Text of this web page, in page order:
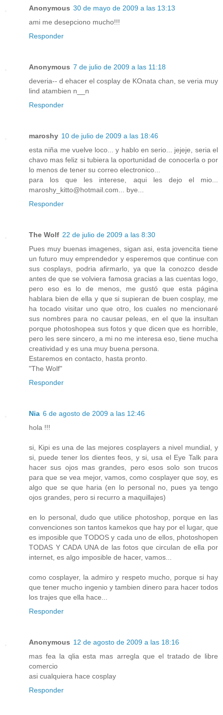
Anonymous 30 de mayo de 2009 a las 13:13
ami me desepciono mucho!!!
Responder
Anonymous 7 de julio de 2009 a las 11:18
deveria-- d ehacer el cosplay de KOnata chan, se veria muy
lind atambien n__n
Responder
maroshy 10 de julio de 2009 a las 18:46
esta niña me vuelve loco... y hablo en serio... jejeje, seria el
chavo mas feliz si tubiera la oportunidad de conocerla o por
lo menos de tener su correo electronico...
para los que les interese, aqui les dejo el mio...
maroshy_kitto@hotmail.com... bye...
Responder
The Wolf 22 de julio de 2009 a las 8:30
Pues muy buenas imagenes, sigan asi, esta jovencita tiene
un futuro muy emprendedor y esperemos que continue con
sus cosplays, podria afirmarlo, ya que la conozco desde
antes de que se volviera famosa gracias a las cuentas logo,
pero eso es lo de menos, me gustó que esta página
hablara bien de ella y que si supieran de buen cosplay, me
ha tocado visitar uno que otro, los cuales no mencionaré
sus nombres para no causar peleas, en el que la insultan
porque photoshopea sus fotos y que dicen que es horrible,
pero les sere sincero, a mi no me interesa eso, tiene mucha
creatividad y es una muy buena persona.
Estaremos en contacto, hasta pronto.
"The Wolf"
Responder
Nia 6 de agosto de 2009 a las 12:46
hola !!!
si, Kipi es una de las mejores cosplayers a nivel mundial, y
si, puede tener los dientes feos, y si, usa el Eye Talk para
hacer sus ojos mas grandes, pero esos solo son trucos
para que se vea mejor, vamos, como cosplayer que soy, es
algo que se que haria (en lo personal no, pues ya tengo
ojos grandes, pero si recurro a maquillajes)
en lo personal, dudo que utilice photoshop, porque en las
convenciones son tantos kamekos que hay por el lugar, que
es imposible que TODOS y cada uno de ellos, photoshopen
TODAS Y CADA UNA de las fotos que circulan de ella por
internet, es algo imposible de hacer, vamos...
como cosplayer, la admiro y respeto mucho, porque si hay
que tener mucho ingenio y tambien dinero para hacer todos
los trajes que ella hace...
Responder
Anonymous 12 de agosto de 2009 a las 18:16
mas fea la qlia esta mas arregla que el tratado de libre
comercio
asi cualquiera hace cosplay
Responder